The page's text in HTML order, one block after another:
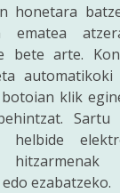
honetara
ematea
bete arte.
klik
Sartu
helbide
ezabatzeko.